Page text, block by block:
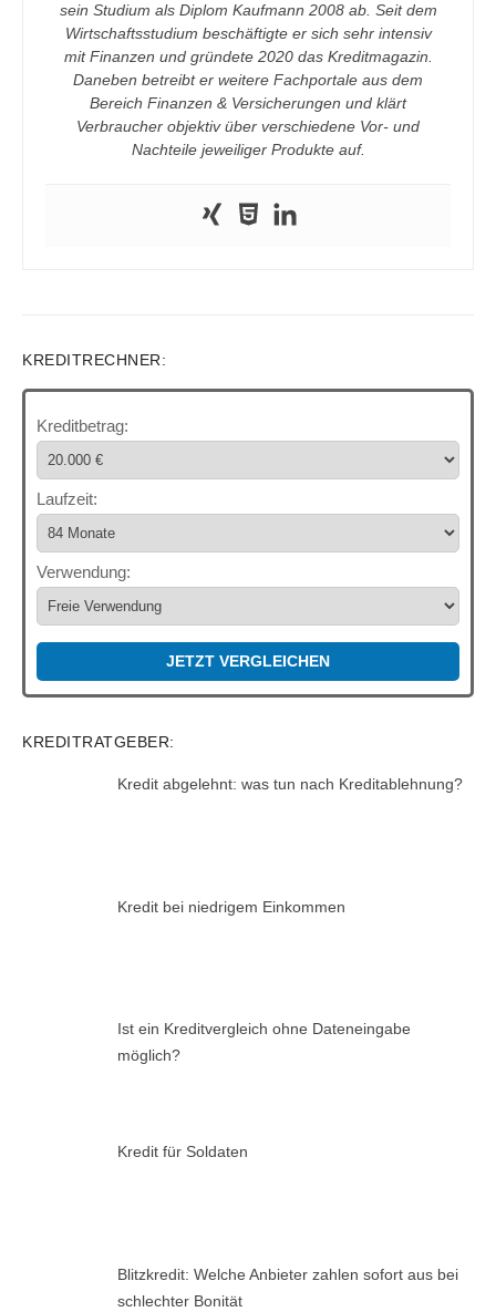
sein Studium als Diplom Kaufmann 2008 ab. Seit dem
Wirtschaftsstudium beschäftigte er sich sehr intensiv
mit Finanzen und gründete 2020 das Kreditmagazin.
Daneben betreibt er weitere Fachportale aus dem
Bereich Finanzen & Versicherungen und klärt
Verbraucher objektiv über verschiedene Vor- und
Nachteile jeweiliger Produkte auf.
KREDITRECHNER:
Kreditbetrag:
Laufzeit:
Verwendung:
JETZT VERGLEICHEN
KREDITRATGEBER:
Kredit abgelehnt: was tun nach Kreditablehnung?
Kredit bei niedrigem Einkommen
Ist ein Kreditvergleich ohne Dateneingabe
möglich?
Kredit für Soldaten
Blitzkredit: Welche Anbieter zahlen sofort aus bei
schlechter Bonität